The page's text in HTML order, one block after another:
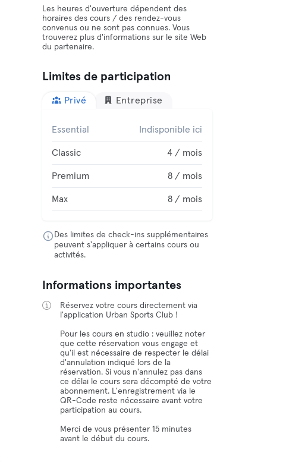
Les heures d'ouverture dépendent des
horaires des cours / des rendez-vous
convenus ou ne sont pas connues. Vous
trouverez plus d'informations sur le site Web
du partenaire.
Limites de participation
Privé Entreprise
Essential Indisponible ici
Classic 4 / mois
Premium 8 / mois
Max 8 / mois
Des limites de check-ins supplémentaires
peuvent s'appliquer à certains cours ou
activités.
Informations importantes
Réservez votre cours directement via
l'application Urban Sports Club !
Pour les cours en studio : veuillez noter
que cette réservation vous engage et
qu'il est nécessaire de respecter le délai
d'annulation indiqué lors de la
réservation. Si vous n'annulez pas dans
ce délai le cours sera décompté de votre
abonnement. L'enregistrement via le
QR-Code reste nécessaire avant votre
participation au cours.
Merci de vous présenter 15 minutes
avant le début du cours.